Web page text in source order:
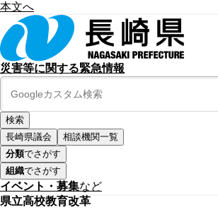
本文へ
災害等に関する緊急情報
長崎県議会
相談機関一覧
分類でさがす
組織でさがす
イベント・募集など
県立高校教育改革